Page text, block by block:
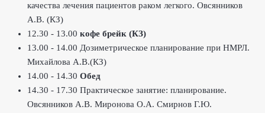
качества лечения пациентов раком легкого. Овсянников
А.В. (КЗ)
12.30 - 13.00 кофе брейк (КЗ)
13.00 - 14.00 Дозиметрическое планирование при НМРЛ.
Михайлова А.В.(КЗ)
14.00 - 14.30 Обед
14.30 - 17.30 Практическое занятие: планирование.
Овсянников А.В. Миронова О.А. Смирнов Г.Ю.